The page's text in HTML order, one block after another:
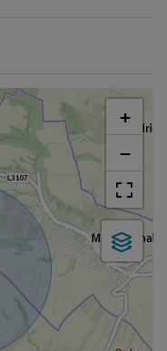
+
−